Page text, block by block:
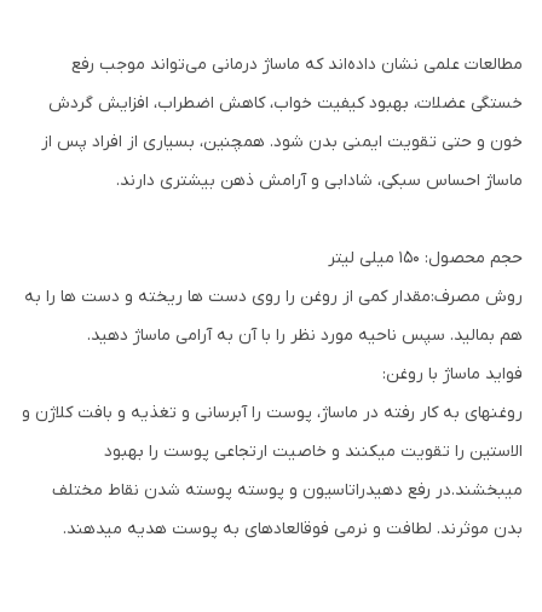
مطالعات علمی نشان داده‌اند که ماساژ درمانی می‌تواند موجب رفع
خستگی عضلات، بهبود کیفیت خواب، کاهش اضطراب، افزایش گردش
خون و حتی تقویت ایمنی بدن شود. همچنین، بسیاری از افراد پس از
ماساژ احساس سبکی، شادابی و آرامش ذهن بیشتری دارند.
حجم محصول: ۱۵۰ میلی لیتر
روش مصرف:مقدار کمی از روغن را روی دست ها ریخته و دست ها را به
هم بمالید. سپس ناحیه مورد نظر را با آن به آرامی ماساژ دهید.
فواید ماساژ با روغن:
روغنهای به کار رفته در ماساژ، پوست را آبرسانی و تغذیه و بافت کلاژن و
الاستین را تقویت میکنند و خاصیت ارتجاعی پوست را بهبود
میبخشند.در رفع دهیدراتاسیون و پوسته پوسته شدن نقاط مختلف
بدن موثرند. لطافت و نرمی فوقالعادهای به پوست هدیه میدهند.